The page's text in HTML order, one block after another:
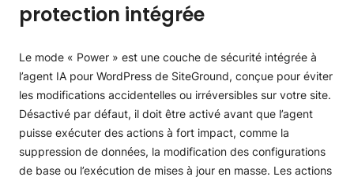
protection intégrée
Le mode « Power » est une couche de sécurité intégrée à
l’agent IA pour WordPress de SiteGround, conçue pour éviter
les modifications accidentelles ou irréversibles sur votre site.
Désactivé par défaut, il doit être activé avant que l’agent
puisse exécuter des actions à fort impact, comme la
suppression de données, la modification des configurations
de base ou l’exécution de mises à jour en masse. Les actions